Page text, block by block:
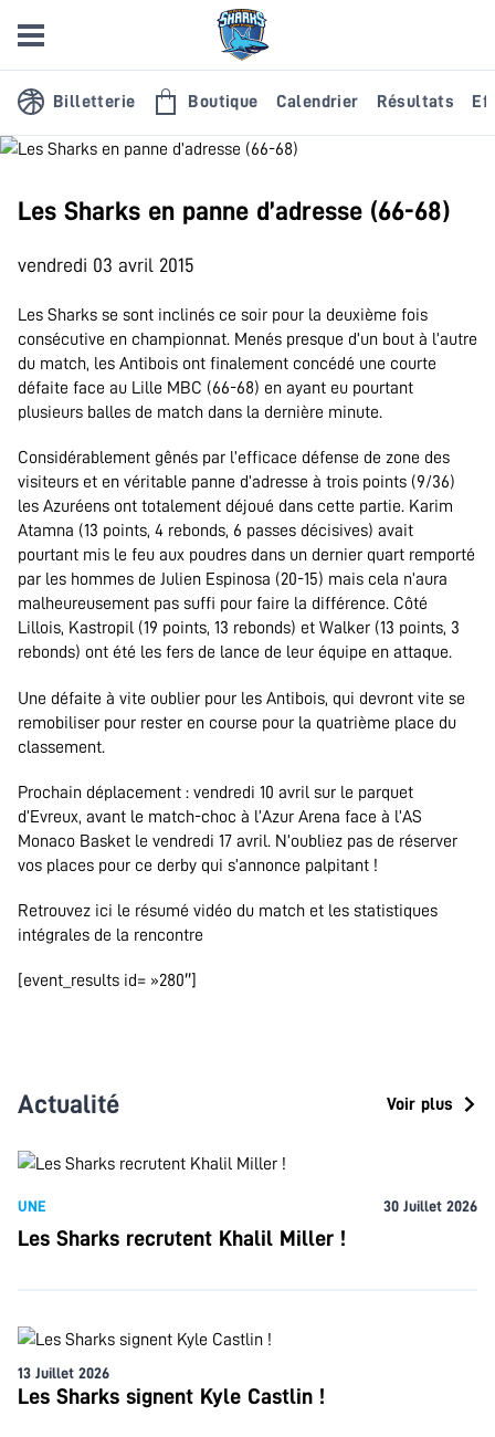
Billetterie Boutique Calendrier Résultats
Les Sharks en panne d’adresse (66-68)
vendredi 03 avril 2015
Les Sharks se sont inclinés ce soir pour la deuxième fois
consécutive en championnat. Menés presque d’un bout à l’autre
du match, les Antibois ont finalement concédé une courte
défaite face au Lille MBC (66-68) en ayant eu pourtant
plusieurs balles de match dans la dernière minute.
Considérablement gênés par l’efficace défense de zone des
visiteurs et en véritable panne d’adresse à trois points (9/36)
les Azuréens ont totalement déjoué dans cette partie. Karim
Atamna (13 points, 4 rebonds, 6 passes décisives) avait
pourtant mis le feu aux poudres dans un dernier quart remporté
par les hommes de Julien Espinosa (20-15) mais cela n’aura
malheureusement pas suffi pour faire la différence. Côté
Lillois, Kastropil (19 points, 13 rebonds) et Walker (13 points, 3
rebonds) ont été les fers de lance de leur équipe en attaque.
Une défaite à vite oublier pour les Antibois, qui devront vite se
remobiliser pour rester en course pour la quatrième place du
classement.
Prochain déplacement : vendredi 10 avril sur le parquet
d’Evreux, avant le match-choc à l’Azur Arena face à l’AS
Monaco Basket le vendredi 17 avril. N’oubliez pas de réserver
vos places pour ce derby qui s’annonce palpitant !
Retrouvez ici le résumé vidéo du match et les statistiques
intégrales de la rencontre
[event_results id= »280″]
Actualité Voir plus
UNE 30 Juillet 2026
Les Sharks recrutent Khalil Miller !
13 Juillet 2026
Les Sharks signent Kyle Castlin !